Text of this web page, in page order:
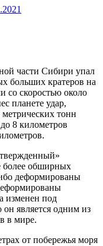
части Сибири упал
больших кратеров на
со скоростью около
планете удар,
тонн
8 километров
более обширных
деформированы
изменен под
он является одним из
в мире.
от побережья моря